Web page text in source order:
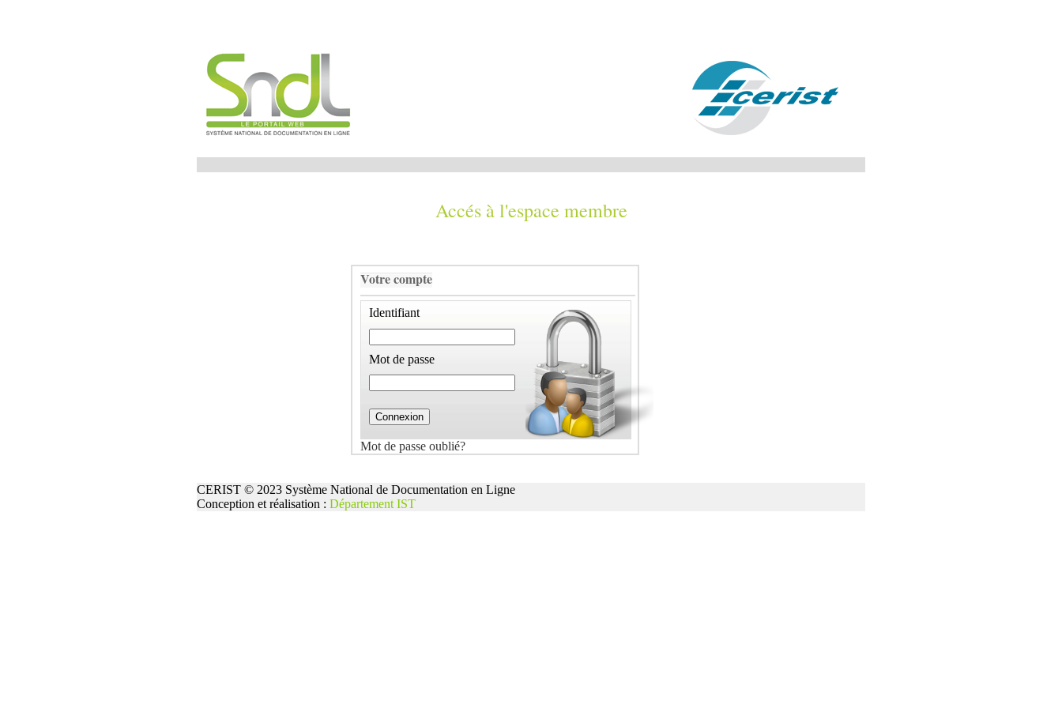
Accés à l'espace membre
Votre compte
Identifiant
Mot de passe
Mot de passe oublié?
CERIST © 2023 Système National de Documentation en Ligne
Conception et réalisation : Département IST